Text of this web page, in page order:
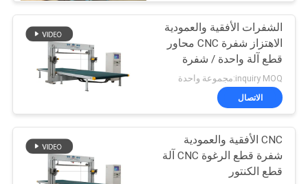
مراقبة
الجودة
اتصل
اطلب
اقتباس
الشفرات الأفقية والعمودية
الاهتزاز شفرة CNC محاور
قطع آلة واحدة / شفرة
مزدوجة
inquiry MOQ:مجموعة واحدة
الاتصال
CNC الأفقية والعمودية
شفرة قطع الرغوة CNC آلة
قطع الكنتور